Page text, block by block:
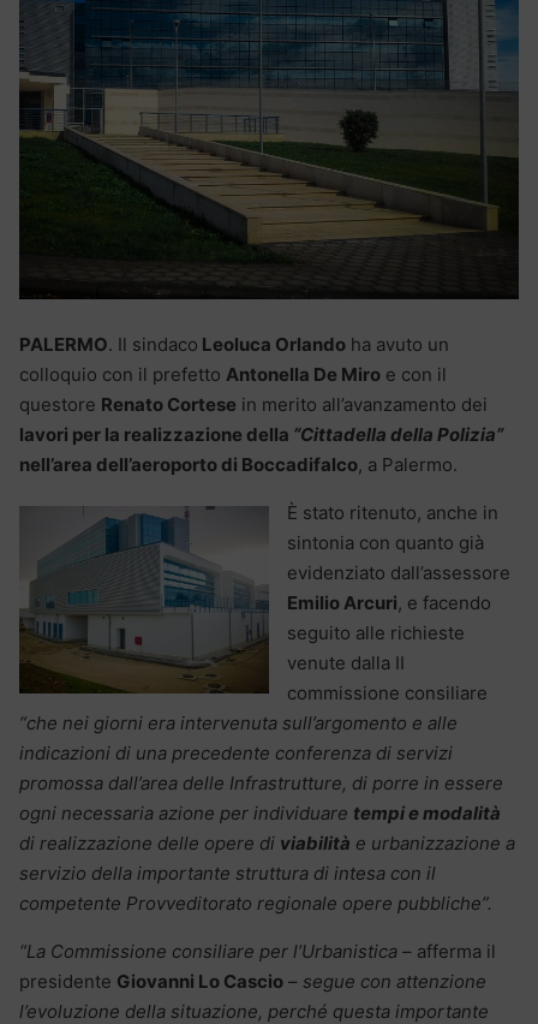
PALERMO. Il sindaco Leoluca Orlando ha avuto un
colloquio con il prefetto Antonella De Miro e con il
questore Renato Cortese in merito all’avanzamento dei
lavori per la realizzazione della “Cittadella della Polizia”
nell’area dell’aeroporto di Boccadifalco, a Palermo.
È stato ritenuto, anche in
sintonia con quanto già
evidenziato dall’assessore
Emilio Arcuri, e facendo
seguito alle richieste
venute dalla II
commissione consiliare
“che nei giorni era intervenuta sull’argomento e alle
indicazioni di una precedente conferenza di servizi
promossa dall’area delle Infrastrutture, di porre in essere
ogni necessaria azione per individuare tempi e modalità
di realizzazione delle opere di viabilità e urbanizzazione a
servizio della importante struttura di intesa con il
competente Provveditorato regionale opere pubbliche”.
“La Commissione consiliare per l’Urbanistica – afferma il
presidente Giovanni Lo Cascio – segue con attenzione
l’evoluzione della situazione, perché questa importante